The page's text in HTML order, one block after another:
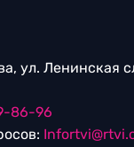
ул. Ленинская
86-96